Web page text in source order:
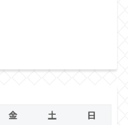
金 土
日